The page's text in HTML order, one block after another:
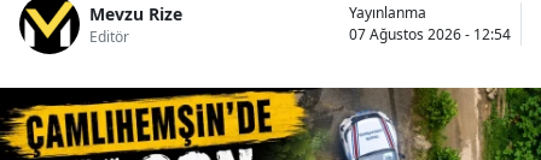
Mevzu Rize
Editör
Yayınlanma
07 Ağustos 2026 - 12:54